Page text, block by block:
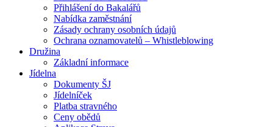
Přihlášení do Bakalářů
Nabídka zaměstnání
Zásady ochrany osobních údajů
Ochrana oznamovatelů – Whistleblowing
Družina
Základní informace
Jídelna
Dokumenty ŠJ
Jídelníček
Platba stravného
Ceny obědů